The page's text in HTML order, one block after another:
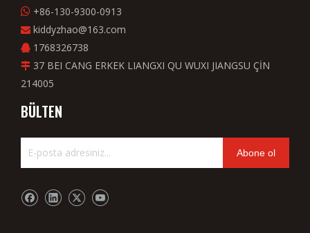
 +86-130-9300-0913
 kiddyzhao@163.com
 1768326738
 37 BEI CANG ERKEK LIANGXI QU WUXI JIANGSU ÇİN
214005
BÜLTEN
Abone ol